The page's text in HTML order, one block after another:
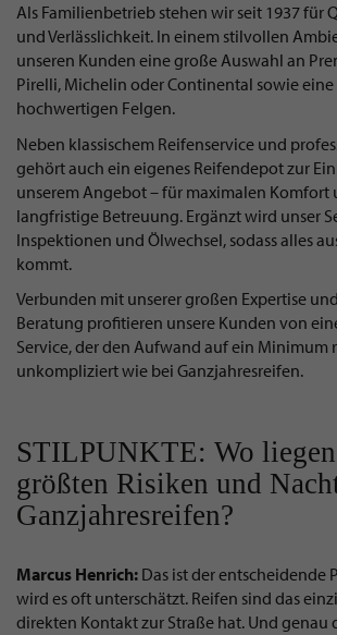
Als Familienbetrieb stehen wir seit 1937 für
und Verlässlichkeit. In einem stilvollen
unseren Kunden eine große Auswahl an
Pirelli, Michelin oder Continental sowie
hochwertigen Felgen.
Neben klassischem Reifenservice und
gehört auch ein eigenes Reifendepot zur
unserem Angebot – für maximalen Komfort
langfristige Betreuung. Ergänzt wird unser
Inspektionen und Ölwechsel, sodass alles
kommt.
Verbunden mit unserer großen Expertise
Beratung profitieren unsere Kunden von
Service, der den Aufwand auf ein Minimum
unkompliziert wie bei Ganzjahresreifen.
STILPUNKTE: Wo
größten Risiken und
Ganzjahresreifen?
Marcus Henrich: Das ist der entscheidende
wird es oft unterschätzt. Reifen sind das
direkten Kontakt zur Straße hat. Und genau